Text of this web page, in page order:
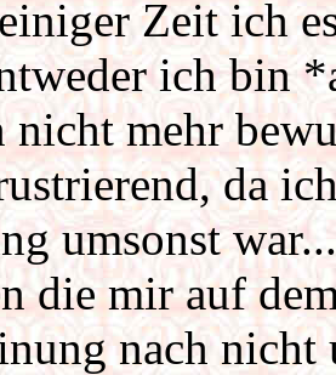
Zeit ich
ich bin
nicht mehr
da
umsonst
die mir auf
nach nicht